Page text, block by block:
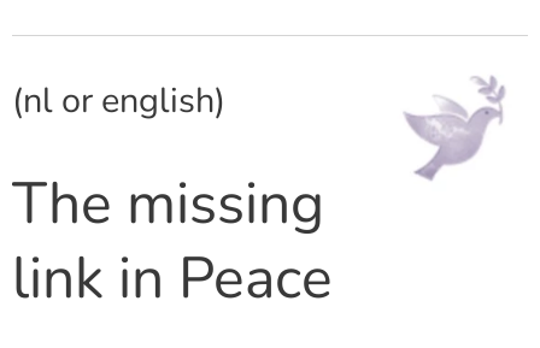
(nl or english)
The missing
link in Peace